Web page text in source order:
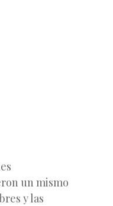
un mismo
y las